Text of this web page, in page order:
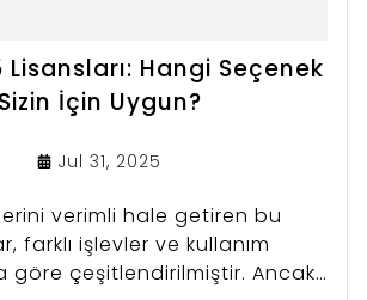
Hangi Seçenek
Sizin İçin Uygun?
Jul 31, 2025
verimli hale getiren bu
farklı işlevler ve kullanım
göre çeşitlendirilmiştir. Ancak,